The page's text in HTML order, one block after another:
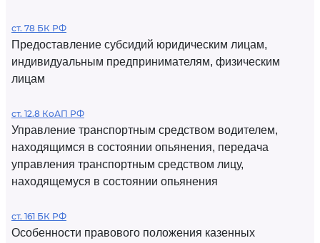
ст. 78 БК РФ
Предоставление субсидий юридическим лицам,
индивидуальным предпринимателям, физическим
лицам
ст. 12.8 КоАП РФ
Управление транспортным средством водителем,
находящимся в состоянии опьянения, передача
управления транспортным средством лицу,
находящемуся в состоянии опьянения
ст. 161 БК РФ
Особенности правового положения казенных